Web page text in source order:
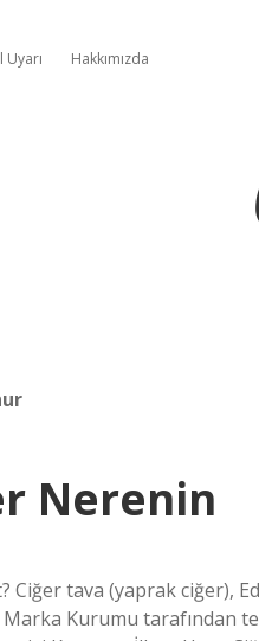
Uyarı Hakkımızda
Nerenin
tava (yaprak ciğer),
Kurumu tarafından